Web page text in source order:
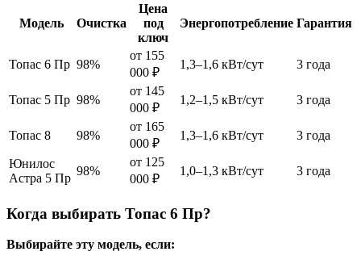
Модель Очистка
Цена
под
ключ
Энергопотребление Гарантия
Топас 6 Пр 98%
от 155
000 ₽
1,3–1,6 кВт/сут 3 года
Топас 5 Пр 98%
от 145
000 ₽
1,2–1,5 кВт/сут 3 года
Топас 8 98%
от 165
000 ₽
1,3–1,6 кВт/сут 3 года
Юнилос
Астра 5 Пр
98%
от 125
000 ₽
1,0–1,3 кВт/сут 3 года
Когда выбирать Топас 6 Пр?
Выбирайте эту модель, если: